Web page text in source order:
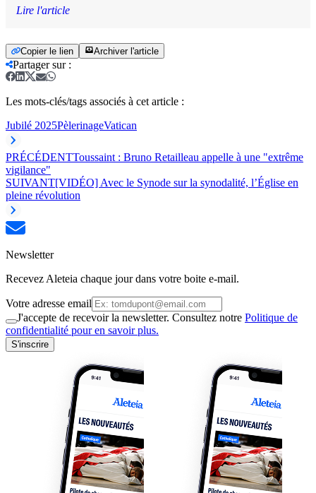
Lire l'article
Copier le lien Archiver l'article
Partager sur:
Les mots-clés/tags associés à cet article :
Jubilé 2025PèlerinageVatican
PRÉCÉDENTToussaint : Bruno Retailleau appelle à une "extrême
vigilance"
SUIVANT[VIDÉO] Avec le Synode sur la synodalité, l’Église en
pleine révolution
Newsletter
Recevez Aleteia chaque jour dans votre boite e-mail.
Votre adresse email
J'accepte de recevoir la newsletter. Consultez notre Politique de
confidentialité pour en savoir plus.
S'inscrire